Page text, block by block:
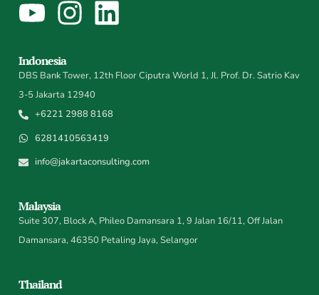
Indonesia
DBS Bank Tower, 12th Floor Ciputra World 1, Jl. Prof. Dr. Satrio Kav
3-5 Jakarta 12940
+6221 2988 8168
6281410563419
info@jakartaconsulting.com
Malaysia
Suite 307, Block A, Phileo Damansara 1, 9 Jalan 16/11, Off Jalan
Damansara, 46350 Petaling Jaya, Selangor
Thailand